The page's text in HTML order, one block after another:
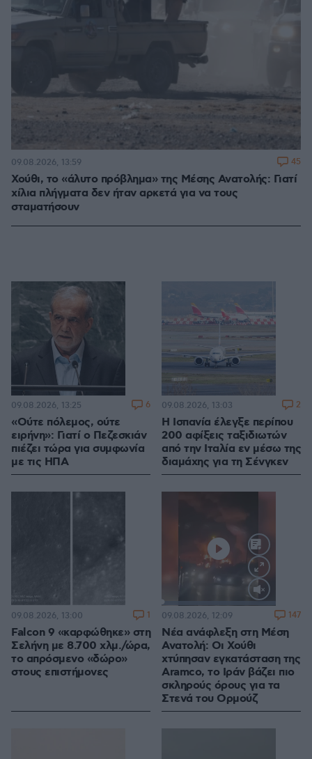
Χούθι, το «άλυτο πρόβλημα» της Μέσης Ανατολής: Γιατί
χίλια πλήγματα δεν ήταν αρκετά για να τους
σταματήσουν
09.08.2026, 13:59 45
«Ούτε πόλεμος, ούτε
ειρήνη»: Γιατί ο Πεζεσκιάν
πιέζει τώρα για συμφωνία
με τις ΗΠΑ
09.08.2026, 13:25 6
Η Ισπανία έλεγξε περίπου
200 αφίξεις ταξιδιωτών
από την Ιταλία εν μέσω της
διαμάχης για τη Σένγκεν
09.08.2026, 13:03 2
Falcon 9 «καρφώθηκε» στη
Σελήνη με 8.700 χλμ./ώρα,
το απρόσμενο «δώρο»
στους επιστήμονες
09.08.2026, 13:00 1
Loaded
100.00%
Νέα ανάφλεξη στη Μέση
Ανατολή: Οι Χούθι
χτύπησαν εγκατάσταση της
Aramco, το Ιράν βάζει πιο
σκληρούς όρους για τα
Στενά του Ορμούζ
09.08.2026, 12:09 147